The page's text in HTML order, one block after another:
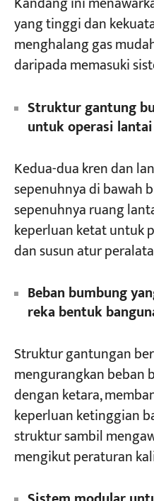
yang tinggi dan
menghalang gas
daripada memasuki
Struktur gantung
untuk operasi
Kedua-dua kren dan
sepenuhnya di bawah
sepenuhnya ruang
keperluan ketat untuk
dan susun atur
Beban bumbung
reka bentuk
Struktur gantungan
mengurangkan beban
dengan ketara,
keperluan ketinggian
struktur sambil
mengikut peraturan